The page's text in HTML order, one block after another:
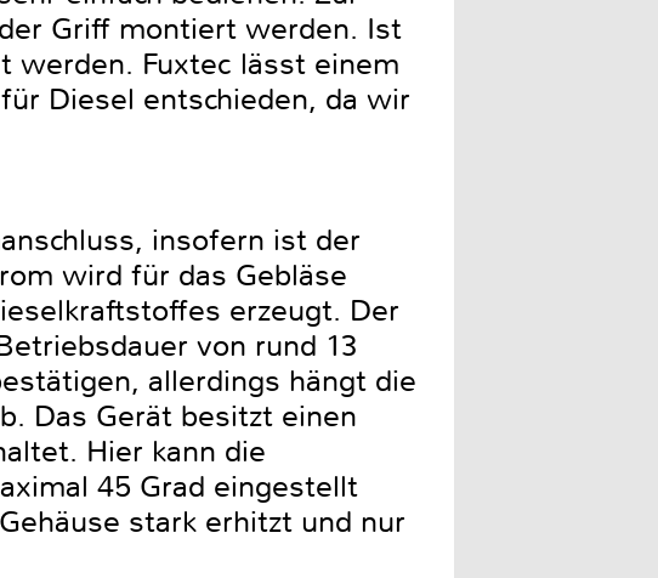
Griff montiert werden. Ist
werden. Fuxtec lässt einem
Diesel entschieden, da wir
insofern ist der
wird für das Gebläse
erzeugt. Der
von rund 13
allerdings hängt die
Das Gerät besitzt einen
Hier kann die
45 Grad eingestellt
stark erhitzt und nur